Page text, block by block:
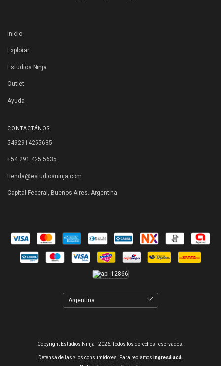
Inicio
Explorar
Estudios Ninja
Outlet
Ayuda
CONTACTÁNOS
5492914255635
+54 291 425 5635
tienda@estudiosninja.com
Capital Federal, Buenos Aires. Argentina.
Copyright Estudios Ninja - 2026. Todos los derechos reservados.
Defensa de las y los consumidores. Para reclamos ingresá acá.